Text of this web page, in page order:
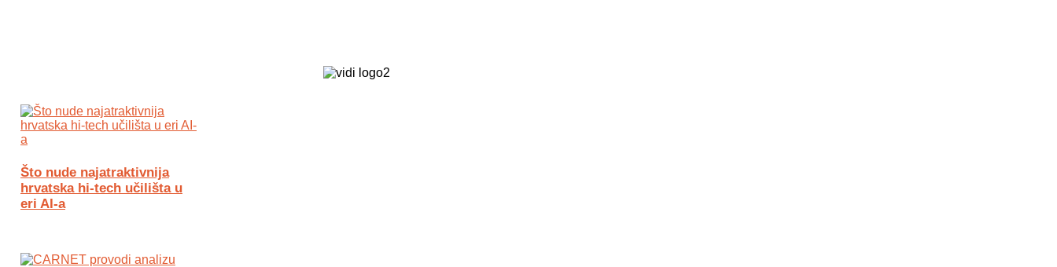
Što nude najatraktivnija
hrvatska hi-tech učilišta u
eri AI-a